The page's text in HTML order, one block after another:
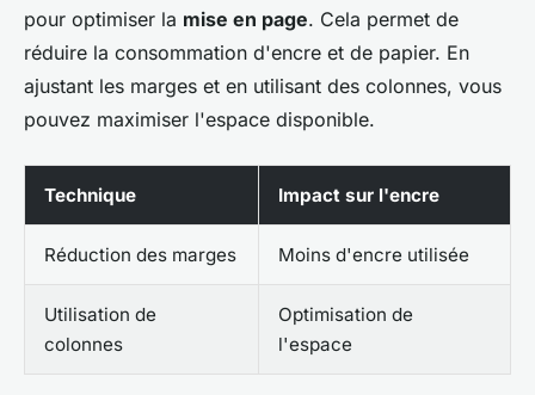
pour optimiser la mise en page. Cela permet de
réduire la consommation d'encre et de papier. En
ajustant les marges et en utilisant des colonnes, vous
pouvez maximiser l'espace disponible.
Technique Impact sur l'encre
Réduction des marges Moins d'encre utilisée
Utilisation de
colonnes
Optimisation de
l'espace